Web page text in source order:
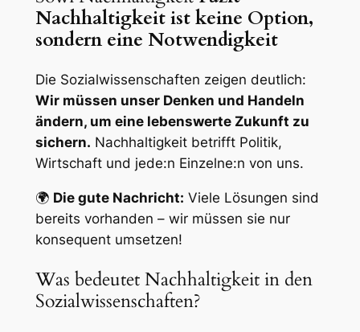
Nachhaltigkeit ist keine Option,
sondern eine Notwendigkeit
Die Sozialwissenschaften zeigen deutlich:
Wir müssen unser Denken und Handeln
ändern, um eine lebenswerte Zukunft zu
sichern. Nachhaltigkeit betrifft Politik,
Wirtschaft und jede:n Einzelne:n von uns.
🌍 Die gute Nachricht: Viele Lösungen sind
bereits vorhanden – wir müssen sie nur
konsequent umsetzen!
Was bedeutet Nachhaltigkeit in den
Sozialwissenschaften?